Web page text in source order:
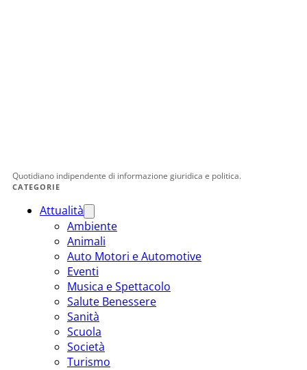
Quotidiano indipendente di informazione giuridica e politica.
CATEGORIE
Attualità
Ambiente
Animali
Auto Motori e Automotive
Eventi
Musica e Spettacolo
Salute Benessere
Sanità
Scuola
Società
Turismo